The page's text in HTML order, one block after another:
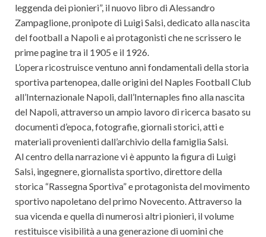
leggenda dei pionieri”, il nuovo libro di Alessandro
Zampaglione, pronipote di Luigi Salsi, dedicato alla nascita
del football a Napoli e ai protagonisti che ne scrissero le
prime pagine tra il 1905 e il 1926.
L’opera ricostruisce ventuno anni fondamentali della storia
sportiva partenopea, dalle origini del Naples Football Club
all’Internazionale Napoli, dall’Internaples fino alla nascita
del Napoli, attraverso un ampio lavoro di ricerca basato su
documenti d’epoca, fotografie, giornali storici, atti e
materiali provenienti dall’archivio della famiglia Salsi.
Al centro della narrazione vi è appunto la figura di Luigi
Salsi, ingegnere, giornalista sportivo, direttore della
storica “Rassegna Sportiva” e protagonista del movimento
sportivo napoletano del primo Novecento. Attraverso la
sua vicenda e quella di numerosi altri pionieri, il volume
restituisce visibilità a una generazione di uomini che